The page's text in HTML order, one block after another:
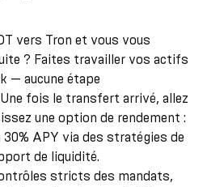
vers Tron et vous vous
? Faites travailler vos actifs
— aucune étape
fois le transfert arrivé, allez
une option de rendement :
30% APY via des stratégies de
de liquidité.
stricts des mandats,